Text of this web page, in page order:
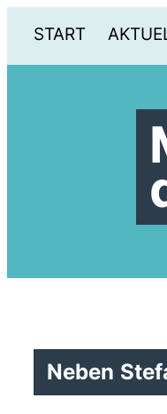
START
Neben